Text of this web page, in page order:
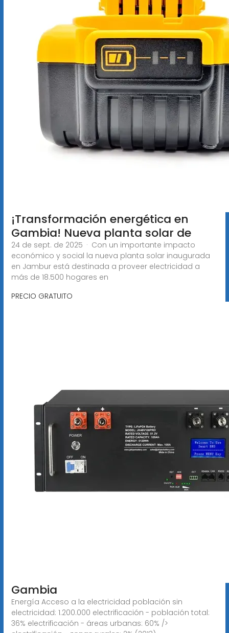
¡Transformación energética en
Gambia! Nueva planta solar de
24 de sept. de 2025 · Con un importante impacto
económico y social la nueva planta solar inaugurada
en Jambur está destinada a proveer electricidad a
más de 18.500 hogares en
PRECIO GRATUITO
Gambia
Energía Acceso a la electricidad población sin
electricidad: 1.200.000 electrificación - población total:
36% electrificación - áreas urbanas: 60% />